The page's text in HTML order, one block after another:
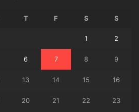
T F S S
1 2
6 7 8 9
13 14 15 16
20 21 22 23